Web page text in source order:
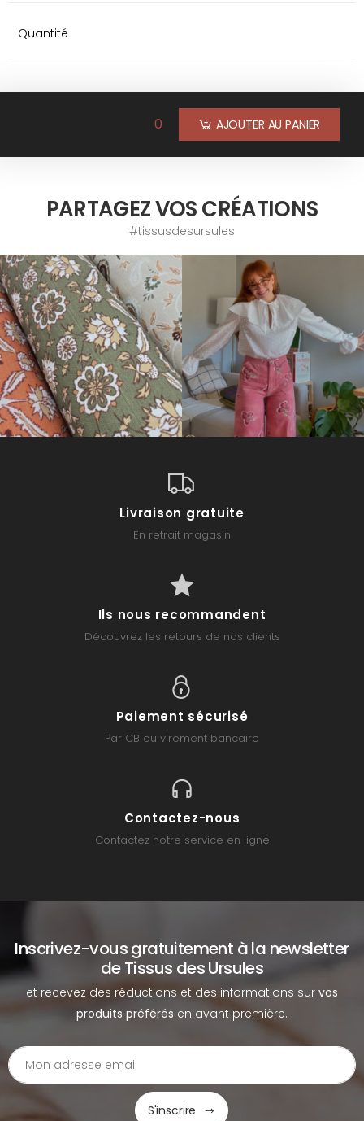
Quantité
0 AJOUTER AU PANIER
PARTAGEZ VOS CRÉATIONS
#tissusdesursules
Livraison gratuite
En retrait magasin
Ils nous recommandent
Découvrez les retours de nos clients
Paiement sécurisé
Par CB ou virement bancaire
Contactez-nous
Contactez notre service en ligne
Inscrivez-vous gratuitement à la newsletter
de Tissus des Ursules
et recevez des réductions et des informations sur vos
produits préférés en avant première.
S'inscrire